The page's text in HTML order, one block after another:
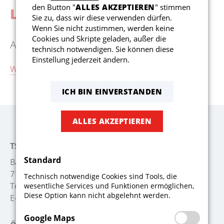
E3-Junioren
F1-Junioren
F2-Junioren
Kollektion
Abteilungsleitung
LINKS
Ausrüstung Online bestellen
WORLD OF TEAMSPORTS
TSV Schwaikheim
Badstr. 26
71409 Schwaikheim
Telefon:+49 7195 52722
E-Mail:info@tsv-schwaikheim.de
den Button "ALLES AKZEPTIEREN" stimmen
Sie zu, dass wir diese verwenden dürfen.
Wenn Sie nicht zustimmen, werden keine
Cookies und Skripte geladen, außer die
technisch notwendigen. Sie können diese
Einstellung jederzeit ändern.
ICH BIN EINVERSTANDEN
ALLES AKZEPTIEREN
Standard
Technisch notwendige Cookies sind Tools, die
wesentliche Services und Funktionen ermöglichen,
Diese Option kann nicht abgelehnt werden.
Google Maps